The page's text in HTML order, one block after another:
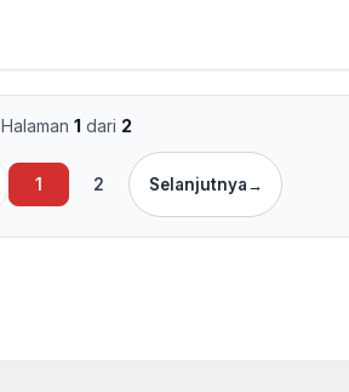
Halaman 1 dari 2
1 2 Selanjutnya→